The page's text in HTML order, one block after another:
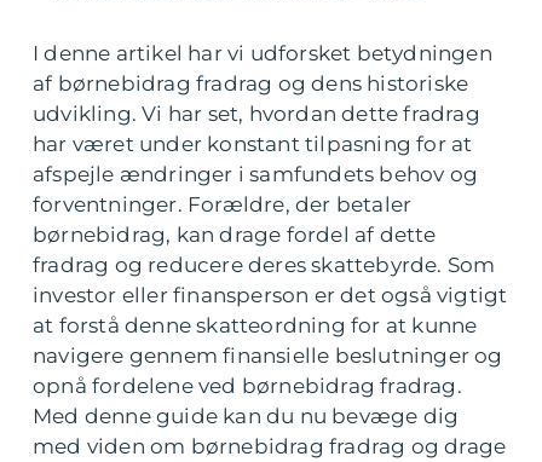
I denne artikel har vi udforsket betydningen
af børnebidrag fradrag og dens historiske
udvikling. Vi har set, hvordan dette fradrag
har været under konstant tilpasning for at
afspejle ændringer i samfundets behov og
forventninger. Forældre, der betaler
børnebidrag, kan drage fordel af dette
fradrag og reducere deres skattebyrde. Som
investor eller finansperson er det også vigtigt
at forstå denne skatteordning for at kunne
navigere gennem finansielle beslutninger og
opnå fordelene ved børnebidrag fradrag.
Med denne guide kan du nu bevæge dig
med viden om børnebidrag fradrag og drage